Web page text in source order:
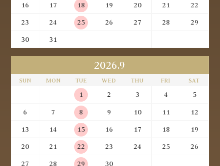
16
17 18 19 20 21
22
23
24 25 26 27 28
29
30
31
2026.9
SUN MON TUE WED THU FRI SAT
1 2 3 4
5
6
7 8 9 10 11
12
13
14 15 16 17 18
19
20
21 22 23 24 25
26
27
28 29 30